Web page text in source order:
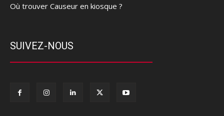
Où trouver Causeur en kiosque ?
SUIVEZ-NOUS